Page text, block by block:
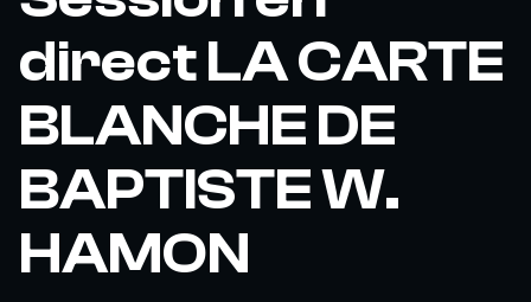
direct LA CARTE
BLANCHE DE
BAPTISTE W.
HAMON